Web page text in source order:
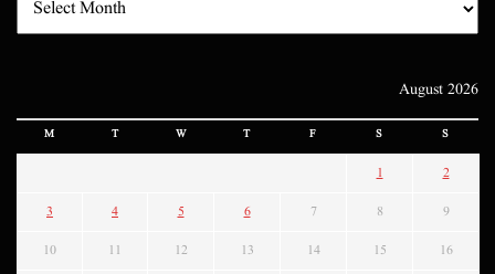
August 2026
M T W T F S S
1 2
3 4 5 6 7 8 9
10 11 12 13 14 15 16